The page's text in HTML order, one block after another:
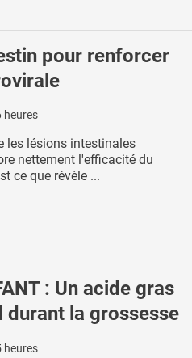
pour renforcer
heures
les lésions intestinales
nettement l'efficacité du
ce que révèle ...
: Un acide gras
durant la grossesse
heures